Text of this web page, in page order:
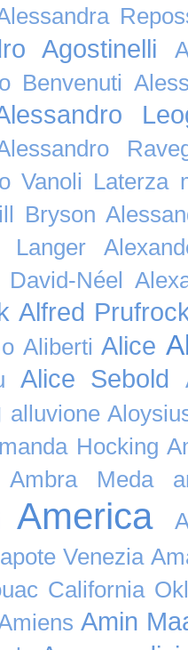
Agostinelli
Benvenuti
Vanoli Laterza
Bryson
Langer
Néel
Alfred
Aliberti Alice
Alice Sebold
alluvione
Hocking
Ambra Meda
America
Venezia
California
Amin